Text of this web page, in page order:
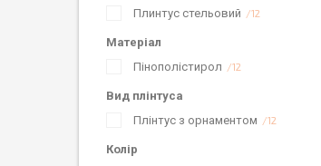
Плинтус стельовий
12
Матеріал
Пінополістирол
12
Вид плінтуса
Плінтус з орнаментом
12
Колір